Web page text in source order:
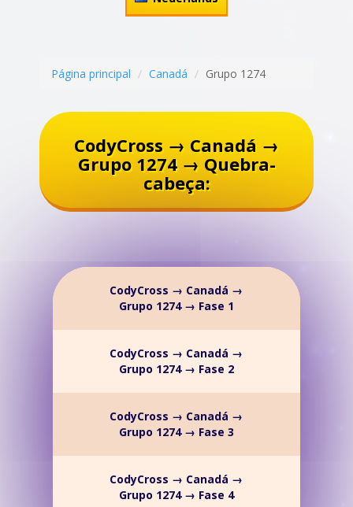
Página principal Canadá Grupo 1274
CodyCross → Canadá →
Grupo 1274 → Quebra-
cabeça:
CodyCross → Canadá →
Grupo 1274 → Fase 1
CodyCross → Canadá →
Grupo 1274 → Fase 2
CodyCross → Canadá →
Grupo 1274 → Fase 3
CodyCross → Canadá →
Grupo 1274 → Fase 4